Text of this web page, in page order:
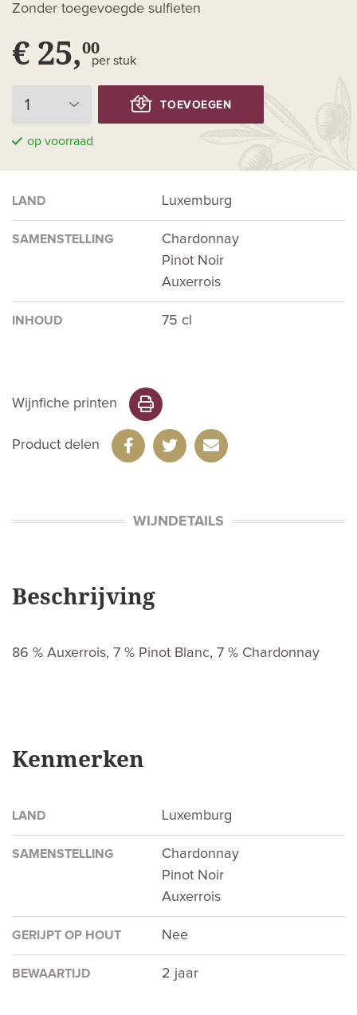
Zonder toegevoegde sulfieten
€ 25,00
per stuk
TOEVOEGEN
op voorraad
LAND Luxemburg
SAMENSTELLING
Chardonnay
Pinot Noir
Auxerrois
INHOUD 75 cl
Wijnfiche printen
Product delen
WIJNDETAILS
Beschrijving
86 % Auxerrois, 7 % Pinot Blanc, 7 % Chardonnay
Kenmerken
LAND Luxemburg
SAMENSTELLING
Chardonnay
Pinot Noir
Auxerrois
GERIJPT OP HOUT Nee
BEWAARTIJD 2 jaar